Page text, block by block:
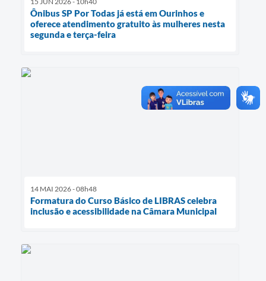
Ônibus SP Por Todas já está em Ourinhos e
oferece atendimento gratuito às mulheres nesta
segunda e terça-feira
14 MAI 2026 - 08h48
Formatura do Curso Básico de LIBRAS celebra
inclusão e acessibilidade na Câmara Municipal